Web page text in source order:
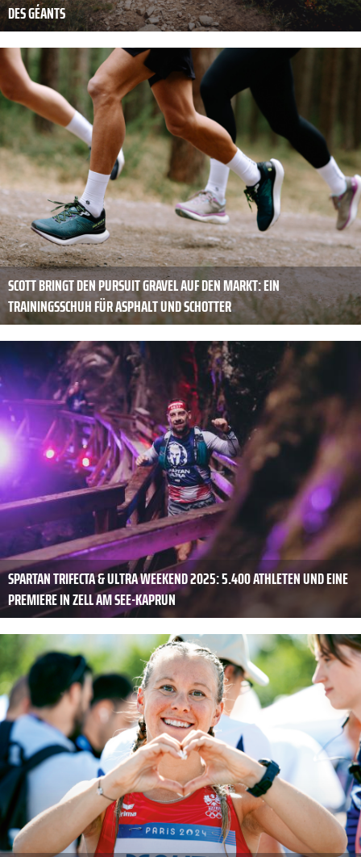
DES GÉANTS
SCOTT BRINGT DEN PURSUIT GRAVEL AUF DEN MARKT: EIN
TRAININGSSCHUH FÜR ASPHALT UND SCHOTTER
SPARTAN TRIFECTA & ULTRA WEEKEND 2025: 5.400 ATHLETEN UND EINE
PREMIERE IN ZELL AM SEE-KAPRUN